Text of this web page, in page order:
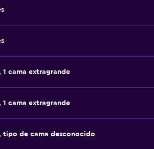
cama extragrande
cama extragrande
tipo de cama desconocido